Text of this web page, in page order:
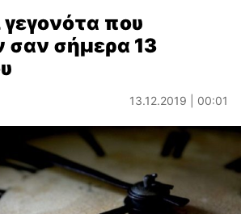
γεγονότα που
σαν σήμερα 13
13.12.2019 | 00:01